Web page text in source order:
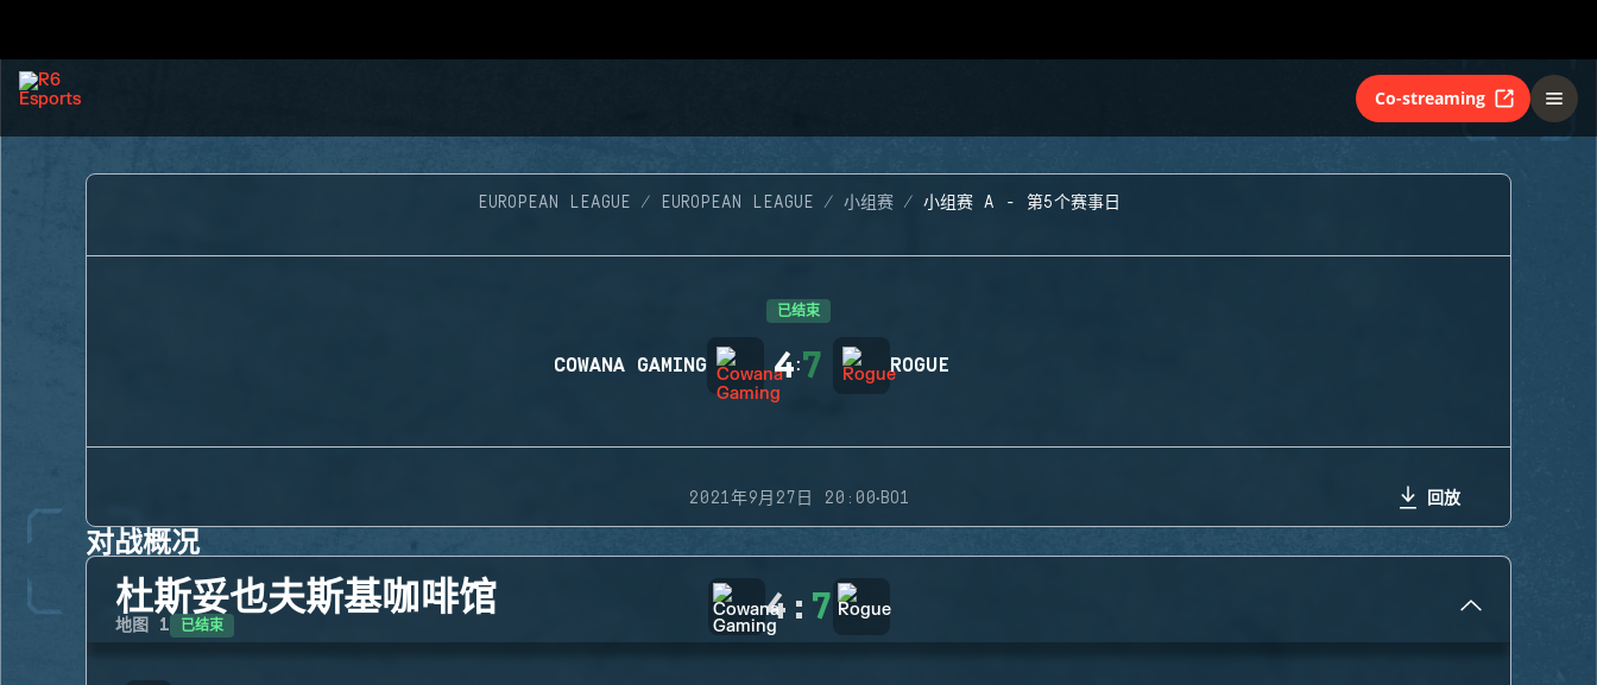
Co-streaming
EUROPEAN LEAGUE EUROPEAN LEAGUE 小组赛 小组赛 A - 第5个赛事日
已结束
COWANA GAMING 4:7 ROGUE
2021年9月27日 20:00·BO1 回放
对战概况
杜斯妥也夫斯基咖啡馆
地图 1 已结束 4 : 7